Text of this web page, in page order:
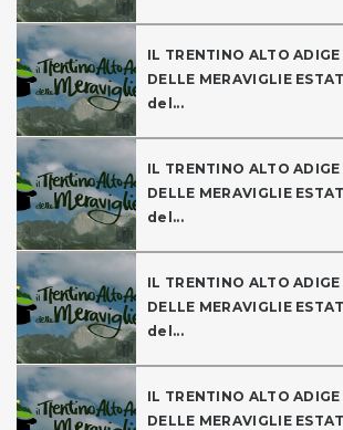
IL TRENTINO ALTO
DELLE MERAVIGLIE
del...
IL TRENTINO ALTO
DELLE MERAVIGLIE
del...
IL TRENTINO ALTO
DELLE MERAVIGLIE
del...
IL TRENTINO ALTO
DELLE MERAVIGLIE